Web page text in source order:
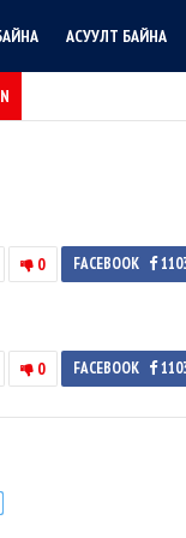
АСУУЛТ БАЙНА
0 FACEBOOK
0 FACEBOOK